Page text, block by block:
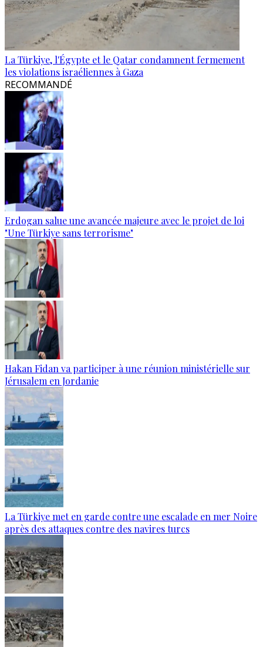
La Türkiye, l'Égypte et le Qatar condamnent fermement
les violations israéliennes à Gaza
RECOMMANDÉ
Erdogan salue une avancée majeure avec le projet de loi
"Une Türkiye sans terrorisme"
Hakan Fidan va participer à une réunion ministérielle sur
Jérusalem en Jordanie
La Türkiye met en garde contre une escalade en mer Noire
après des attaques contre des navires turcs